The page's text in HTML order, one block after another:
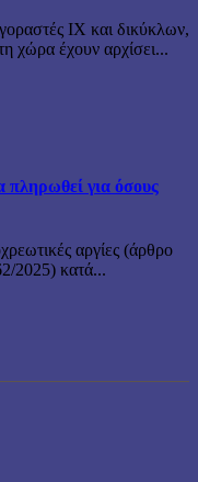
ΙΧ και δικύκλων,
χώρα έχουν αρχίσει...
για όσους
αργίες (άρθρο
2025) κατά...